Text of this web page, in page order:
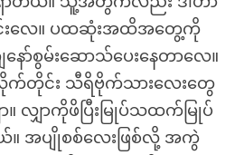
င်းလေ။ ပထဆုံးအထိအတွေ့ကို
ော်စွမ်းဆောသ်ပေးနေတာလေ။
တိုင်း သီရိဗိုက်သားလေးတွေ
။ လျှာကိုဖိပြီးမြုပ်သထက်မြုပ်
အပျိုစစ်လေးဖြစ်လို့ အကွဲ